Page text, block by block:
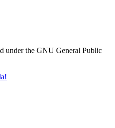
under the GNU General Public